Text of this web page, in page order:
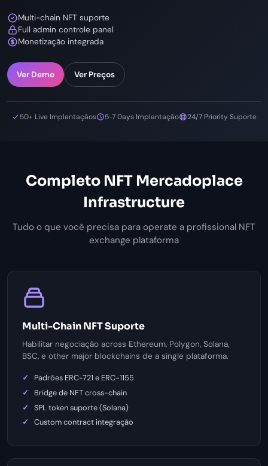
Multi-chain NFT suporte
Full admin controle panel
Monetização integrada
Ver Demo Ver Preços
50+ Live Implantaçãos 5-7 Days Implantação 24/7 Priority Suporte
Completo NFT Mercadoplace
Infrastructure
Tudo o que você precisa para operate a profissional NFT
exchange plataforma
Multi-Chain NFT Suporte
Habilitar negociação across Ethereum, Polygon, Solana,
BSC, e other major blockchains de a single plataforma.
Padrões ERC-721 e ERC-1155
Bridge de NFT cross-chain
SPL token suporte (Solana)
Custom contract integração